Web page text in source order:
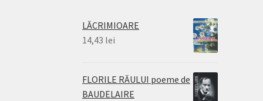
LĂCRIMIOARE
14,43 lei
FLORILE RĂULUI poeme de
BAUDELAIRE